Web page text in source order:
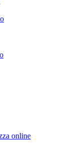
online